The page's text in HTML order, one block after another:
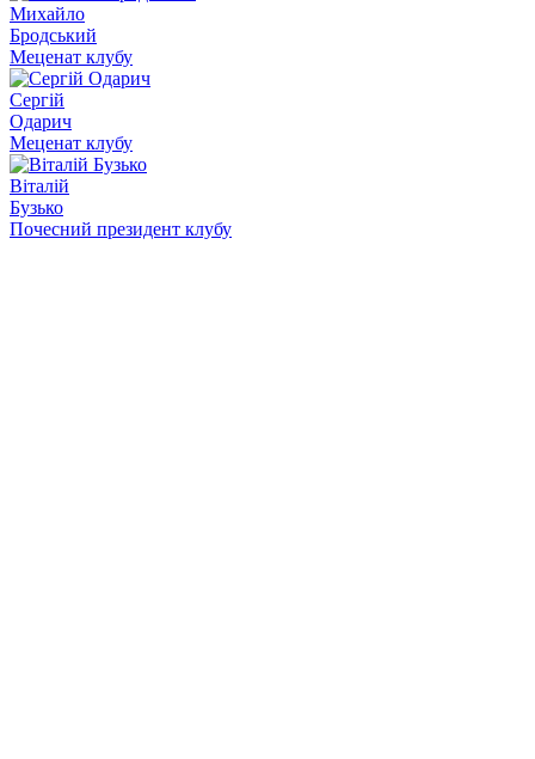
Михайло
Бродський
Меценат клубу
Сергій
Одарич
Меценат клубу
Віталій
Бузько
Почесний президент клубу